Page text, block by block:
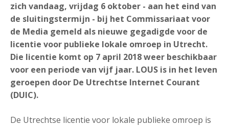
zich vandaag, vrijdag 6 oktober - aan het eind van
de sluitingstermijn - bij het Commissariaat voor
de Media gemeld als nieuwe gegadigde voor de
licentie voor publieke lokale omroep in Utrecht.
Die licentie komt op 7 april 2018 weer beschikbaar
voor een periode van vijf jaar. LOUS is in het leven
geroepen door De Utrechtse Internet Courant
(DUIC).
De Utrechtse licentie voor lokale publieke omroep is